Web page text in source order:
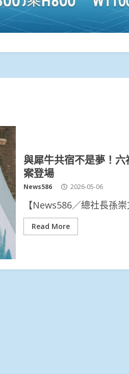
與犀牛共宿不是夢！
案登場
News586 2026-05-06
【News586／總社長孫崇
Read More